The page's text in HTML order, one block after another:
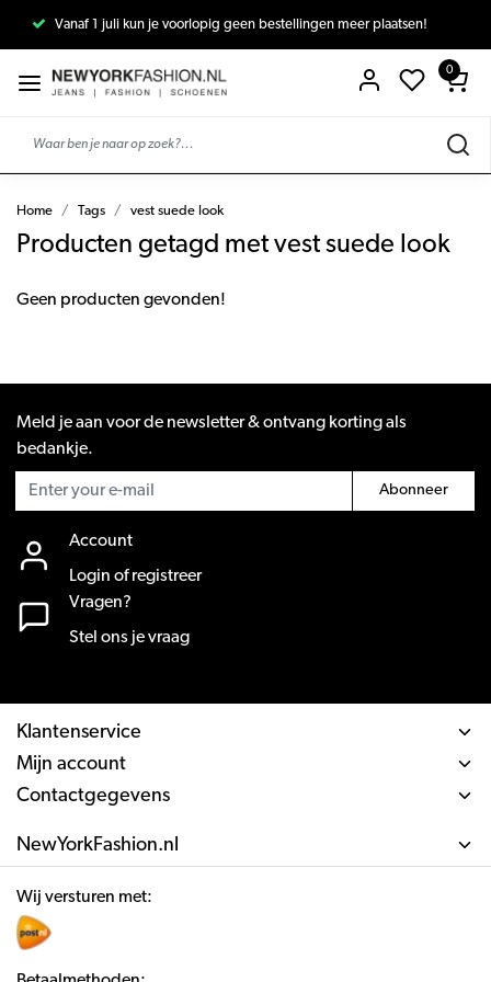
Vanaf 1 juli kun je voorlopig geen bestellingen meer plaatsen!
0
Home Tags vest suede look
Producten getagd met vest suede look
Geen producten gevonden!
Meld je aan voor de newsletter & ontvang korting als
bedankje.
Abonneer
Account
Login of registreer
Vragen?
Stel ons je vraag
Klantenservice
Mijn account
Contactgegevens
NewYorkFashion.nl
Wij versturen met: